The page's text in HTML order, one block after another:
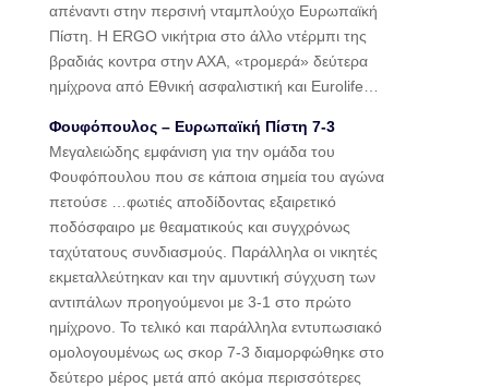
απέναντι στην περσινή νταμπλούχο Ευρωπαϊκή
Πίστη. Η ERGO νικήτρια στο άλλο ντέρμπι της
βραδιάς κοντρα στην ΑΧΑ, «τρομερά» δεύτερα
ημίχρονα από Εθνική ασφαλιστική και Eurolife…
Φουφόπουλος – Ευρωπαϊκή Πίστη 7-3
Μεγαλειώδης εμφάνιση για την ομάδα του
Φουφόπουλου που σε κάποια σημεία του αγώνα
πετούσε …φωτιές αποδίδοντας εξαιρετικό
ποδόσφαιρο με θεαματικούς και συγχρόνως
ταχύτατους συνδιασμούς. Παράλληλα οι νικητές
εκμεταλλεύτηκαν και την αμυντική σύγχυση των
αντιπάλων προηγούμενοι με 3-1 στο πρώτο
ημίχρονο. Το τελικό και παράλληλα εντυπωσιακό
ομολογουμένως ως σκορ 7-3 διαμορφώθηκε στο
δεύτερο μέρος μετά από ακόμα περισσότερες